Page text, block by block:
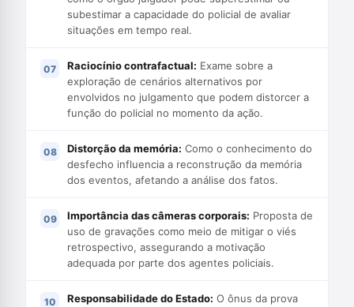
subestimar a capacidade do policial de avaliar
situações em tempo real.
Raciocínio contrafactual: Exame sobre a
exploração de cenários alternativos por
envolvidos no julgamento que podem distorcer a
função do policial no momento da ação.
Distorção da memória: Como o conhecimento do
desfecho influencia a reconstrução da memória
dos eventos, afetando a análise dos fatos.
Importância das câmeras corporais: Proposta de
uso de gravações como meio de mitigar o viés
retrospectivo, assegurando a motivação
adequada por parte dos agentes policiais.
Responsabilidade do Estado: O ônus da prova